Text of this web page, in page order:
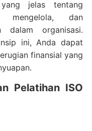
jelas tentang
mengelola, dan
dalam organisasi.
ini, Anda dapat
finansial yang
Pelatihan ISO